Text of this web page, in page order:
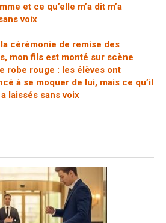
et ce qu’elle m’a dit m’a
voix
cérémonie de remise des
mon fils est monté sur scène
robe rouge : les élèves ont
à se moquer de lui, mais ce qu’il
laissés sans voix